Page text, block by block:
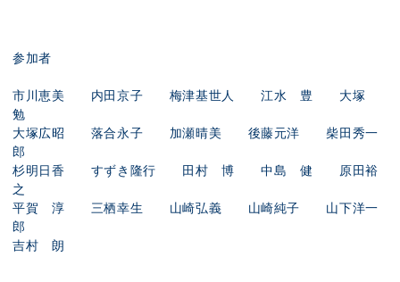
参加者
市川恵美 内田京子 梅津基世人 江水 豊 大塚
勉
大塚広昭 落合永子 加瀬晴美 後藤元洋 柴田秀一
郎
杉明日香 すずき隆行 田村 博 中島 健 原田裕
之
平賀 淳 三栖幸生 山崎弘義 山崎純子 山下洋一
郎
吉村 朗